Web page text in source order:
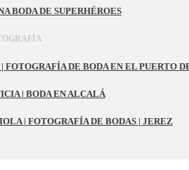
BODA DE SUPERHÉROES
FOTOGRAFÍA DE BODA EN EL PUERTO
| BODA EN ALCALÁ
| FOTOGRAFÍA DE BODAS | JEREZ